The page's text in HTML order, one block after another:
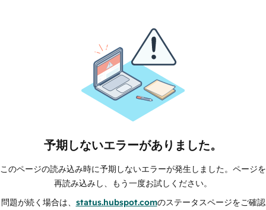
予期しないエラーがありました。
このページの読み込み時に予期しないエラーが発生しました。ページを
再読み込みし、もう一度お試しください。
問題が続く場合は、 status.hubspot.comのステータスページをご確認